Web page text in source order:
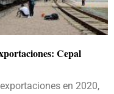
Cepal
en 2020,